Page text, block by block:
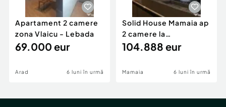
Apartament 2 camere
zona Vlaicu - Lebada
69.000 eur
Arad 6 luni în urmă
Solid House Mamaia ap
2 camere la
cheie,langa Mega
104.888 eur
Mamaia 6 luni în urmă